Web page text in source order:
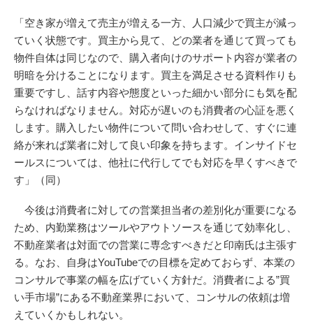
「空き家が増えて売主が増える一方、人口減少で買主が減っ
ていく状態です。買主から見て、どの業者を通じて買っても
物件自体は同じなので、購入者向けのサポート内容が業者の
明暗を分けることになります。買主を満足させる資料作りも
重要ですし、話す内容や態度といった細かい部分にも気を配
らなければなりません。対応が遅いのも消費者の心証を悪く
します。購入したい物件について問い合わせして、すぐに連
絡が来れば業者に対して良い印象を持ちます。インサイドセ
ールスについては、他社に代行してでも対応を早くすべきで
す」（同）
今後は消費者に対しての営業担当者の差別化が重要になる
ため、内勤業務はツールやアウトソースを通じて効率化し、
不動産業者は対面での営業に専念すべきだと印南氏は主張す
る。なお、自身はYouTubeでの目標を定めておらず、本業の
コンサルで事業の幅を広げていく方針だ。消費者による”買
い手市場”にある不動産業界において、コンサルの依頼は増
えていくかもしれない。